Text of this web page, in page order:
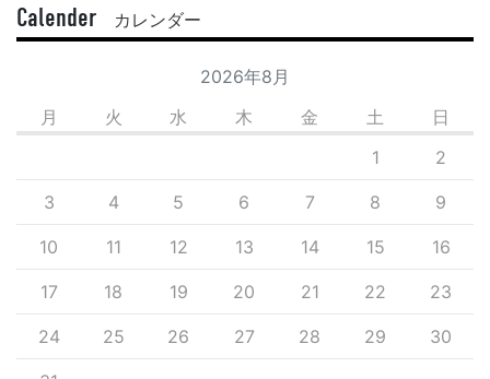
Calender カレンダー
2026年8月
月
火 水 木 金 土 日
1 2
3 4 5 6 7 8 9
10 11 12 13 14 15 16
17 18 19 20 21 22 23
24 25 26 27 28 29 30